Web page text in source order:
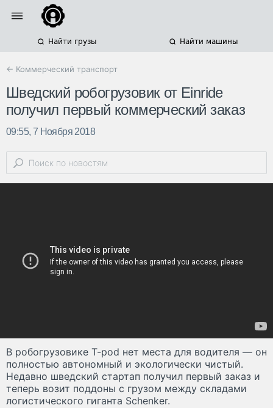
Найти грузы Найти машины
← Коммерческий транспорт
Шведский робогрузовик от Einride
получил первый коммерческий заказ
09:55, 7 Ноября 2018
В робогрузовике T-pod нет места для водителя — он
полностью автономный и экологически чистый.
Недавно шведский стартап получил первый заказ и
теперь возит поддоны с грузом между складами
логистического гиганта Schenker.